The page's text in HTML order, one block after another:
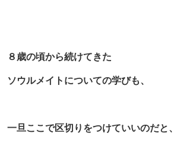
８歳の頃から続けてきた
ソウルメイトについての学びも、
一旦ここで区切りをつけていいのだと、